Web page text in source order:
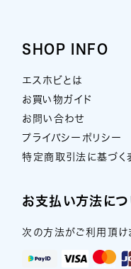
SHOP INFO
エスホビとは
お買い物ガイド
お問い合わせ
プライバシーポリシー
特定商取引法に基づく
お支払い方法につ
次の方法がご利用頂け